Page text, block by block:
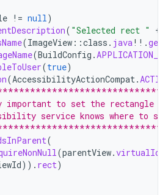
!= null)
( "Selected rect " +
(ImageView ::class . java!! .
(BuildConfig .APPLICATION_ID
(true)
(AccessibilityActionCompat.
to set the rectangle
service knows where to
(
(parentView.
)). rect)